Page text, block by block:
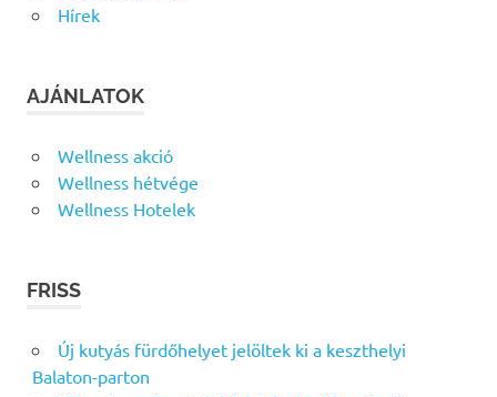
Hírek
AJÁNLATOK
Wellness akció
Wellness hétvége
Wellness Hotelek
FRISS
Új kutyás fürdőhelyet jelöltek ki a keszthelyi
Balaton-parton